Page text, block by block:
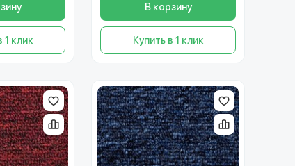
1 клик
В корзину
Купить в 1 клик